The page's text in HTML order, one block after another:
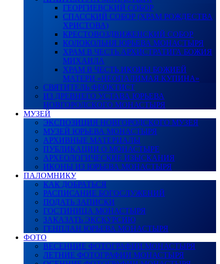
ГЕОРГИЕВСКИЙ СОБОР
СПАССКИЙ СОБОР (ХРАМ РОЖДЕСТВА
ХРИСТОВА)
КРЕСТОВОЗДВИЖЕНСКИЙ СОБОР
КОЛОКОЛЬНЯ ЮРЬЕВА МОНАСТЫРЯ
ХРАМ В ЧЕСТЬ АРХИСТРАТИГА БОЖИЯ
МИХАИЛА
ХРАМ В ЧЕСТЬ ИКОНЫ БОЖИЕЙ
МАТЕРИ «НЕОПАЛИМАЯ КУПИНА»
СВЯТИТЕЛЬ ФЕОКТИСТ
ИЗ ДРЕВНЕГО УСТАВА ЮРЬЕВА
НОВГОРОДСКОГО МОНАСТЫРЯ
МУЗЕЙ
ЭКСПОЗИЦИЯ НОВГОРОДСКОГО МУЗЕЯ
МУЗЕЙ ЮРЬЕВА МОНАСТЫРЯ
АРХИВНЫЕ МАТЕРИАЛЫ
ПУБЛИКАЦИИ О МОНАСТЫРЕ
АРХЕОЛОГИЧЕСКИЕ ИЗЫСКАНИЯ
ИКОНЫ ИЗ ЮРЬЕВА МОНАСТЫРЯ
ПАЛОМНИКУ
КАК ДОБРАТЬСЯ
РАСПИСАНИЕ БОГОСЛУЖЕНИЙ
ПОДАТЬ ЗАПИСКИ
ГОСТИНИЦА МОНАСТЫРЯ
ЗАКАЗАТЬ ЭКСКУРСИЮ
ГЕНПЛАН ЮРЬЕВА МОНАСТЫРЯ
ФОТО
ВЕСЕННИЕ ФОТОГРАФИИ МОНАСТЫРЯ
ЛЕТНИЕ ФОТОГРАФИИ МОНАСТЫРЯ